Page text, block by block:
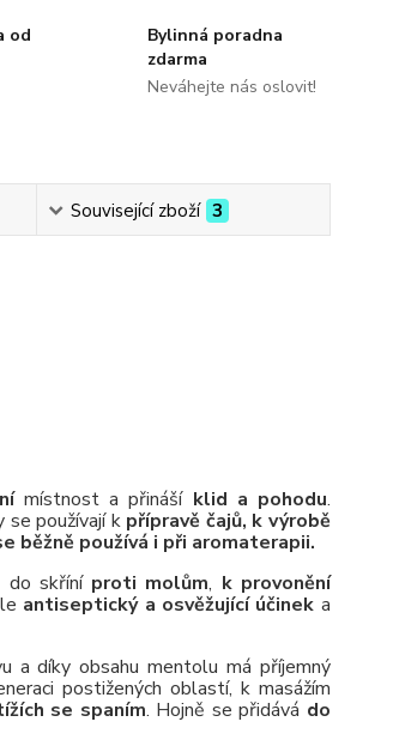
od
Bylinná poradna
zdarma
Neváhejte nás oslovit!
Související zboží 3
místnost a přináší klid a pohodu.
se používají k přípravě čajů, k výrobě
běžně používá i při aromaterapii.
do skříní proti molům, k provonění
antiseptický a osvěžující účinek a
a díky obsahu mentolu má příjemný
postižených oblastí, k masážím
se spaním. Hojně se přidává do